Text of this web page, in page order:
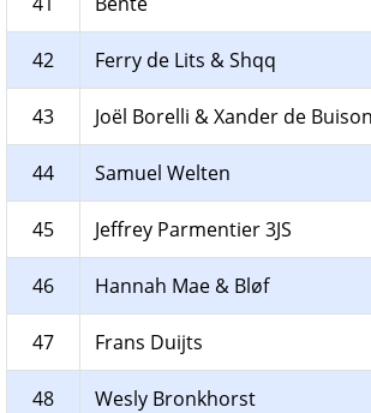
42 Ferry de Lits & Shqq
43 Joël Borelli & Xander de
44 Samuel Welten
45 Jeffrey Parmentier 3JS
46 Hannah Mae & Bløf
47 Frans Duijts
48 Wesly Bronkhorst